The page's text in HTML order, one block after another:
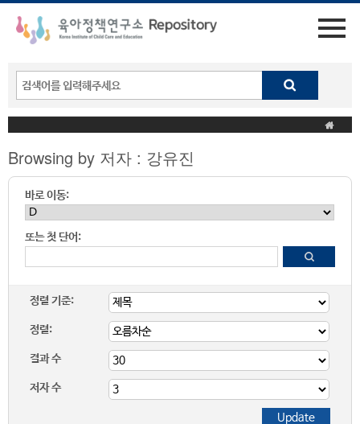
Browsing by 저자 : 강유진
바로 이동:
또는 첫 단어:
정렬 기준:
정렬:
결과 수
저자 수